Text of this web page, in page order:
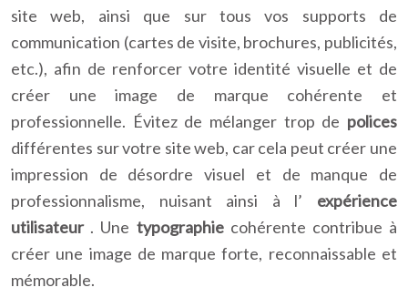
site web, ainsi que sur tous vos supports de
communication (cartes de visite, brochures, publicités,
etc.), afin de renforcer votre identité visuelle et de
créer une image de marque cohérente et
professionnelle. Évitez de mélanger trop de polices
différentes sur votre site web, car cela peut créer une
impression de désordre visuel et de manque de
professionnalisme, nuisant ainsi à l’ expérience
utilisateur . Une typographie cohérente contribue à
créer une image de marque forte, reconnaissable et
mémorable.